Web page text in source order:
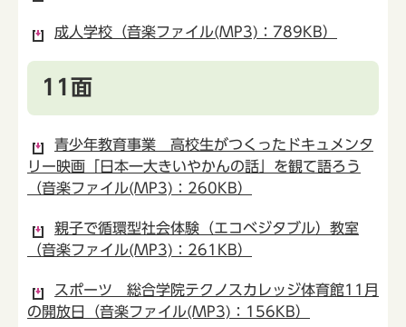
成人学校（音楽ファイル(MP3)：789KB）
11面
青少年教育事業 高校生がつくったドキュメンタ
リー映画「日本一大きいやかんの話」を観て語ろう
（音楽ファイル(MP3)：260KB）
親子で循環型社会体験（エコベジタブル）教室
（音楽ファイル(MP3)：261KB）
スポーツ 総合学院テクノスカレッジ体育館11月
の開放日（音楽ファイル(MP3)：156KB）